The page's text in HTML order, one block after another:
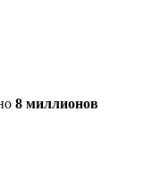
8 миллионов